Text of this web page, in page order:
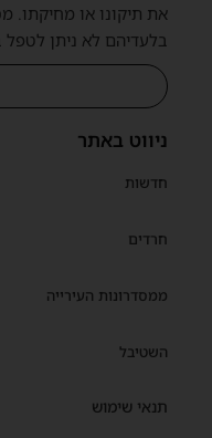
ניווט באתר
חדשות
חרדים
ממסדרונות העירייה
השטיבל
תנאי שימוש
את תיקונו או מחיקתו.
בלעדיהם לא ניתן לטפל